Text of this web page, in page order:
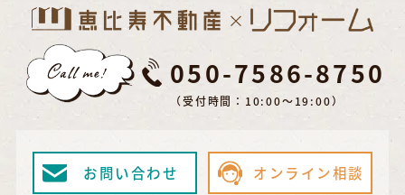
050-7586-8750
（受付時間：10:00～19:00）
お問い合わせ オンライン相談